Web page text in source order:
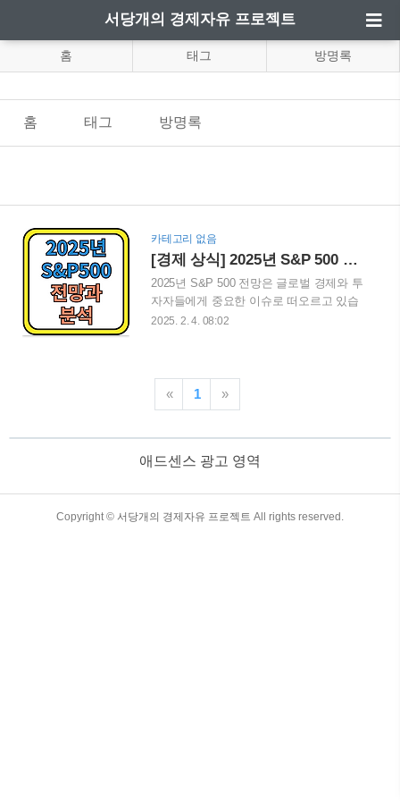
서당개의 경제자유 프로젝트
홈 태그 방명록
홈 태그 방명록
카테고리 없음
[경제 상식] 2025년 S&P 500 전망과 주요 섹터 분석
2025년 S&P 500 전망은 글로벌 경제와 투
자자들에게 중요한 이슈로 떠오르고 있습
니다. "2025년 S&P 500 지수와 주요 섹터
려해야 할 주요 사항들을 다룹니다. 최신
정보를 바탕으로 한 심층 분석을 통해 올
요 섹터 분석 1. 2025년 S&P 500 전망
개 주요 기업의 주가를 반영하며, 세계 경
제 상황을 가늠할 수 있는 주요 지표로 활
2025. 2. 4. 08:02
« 1 »
애드센스 광고 영역
Copyright © 서당개의 경제자유 프로젝트 All rights reserved.
TistoryWhaleSkin3.4